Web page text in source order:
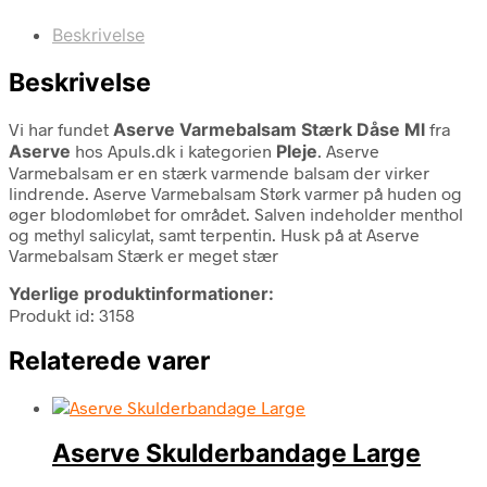
Beskrivelse
Beskrivelse
Vi har fundet Aserve Varmebalsam Stærk Dåse Ml fra
Aserve hos Apuls.dk i kategorien Pleje. Aserve
Varmebalsam er en stærk varmende balsam der virker
lindrende. Aserve Varmebalsam Størk varmer på huden og
øger blodomløbet for området. Salven indeholder menthol
og methyl salicylat, samt terpentin. Husk på at Aserve
Varmebalsam Stærk er meget stær
Yderlige produktinformationer:
Produkt id: 3158
Relaterede varer
Aserve Skulderbandage Large